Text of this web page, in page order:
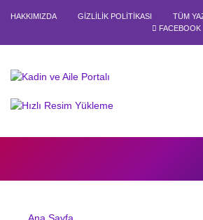
HAKKIMIZDA GIZLILIK POLITIKASI TÜM
FACEBOOK